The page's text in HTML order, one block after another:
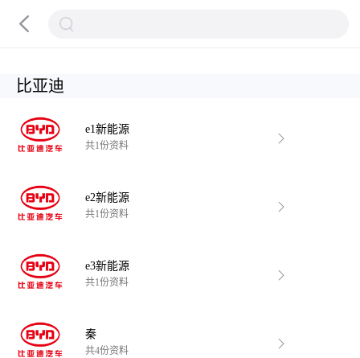
比亚迪
e1新能源
共1份资料
e2新能源
共1份资料
e3新能源
共1份资料
秦
共4份资料